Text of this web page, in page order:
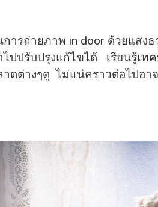
การถ่ายภาพ in door ด้วยแสง
ปปรับปรุงแก้ไขได้ เรียนรู้เท
ดต่างๆดู ไม่แน่คราวต่อไปอา